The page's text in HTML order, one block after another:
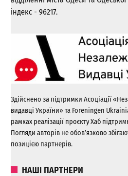
індекс - 96217.
Здійснено за підтримки Асоціації
видавці України» та Foreningen
рамках реалізації проєкту Хаб
Погляди авторів не обов’язково
позицією партнерів.
НАШІ ПАРТНЕРИ